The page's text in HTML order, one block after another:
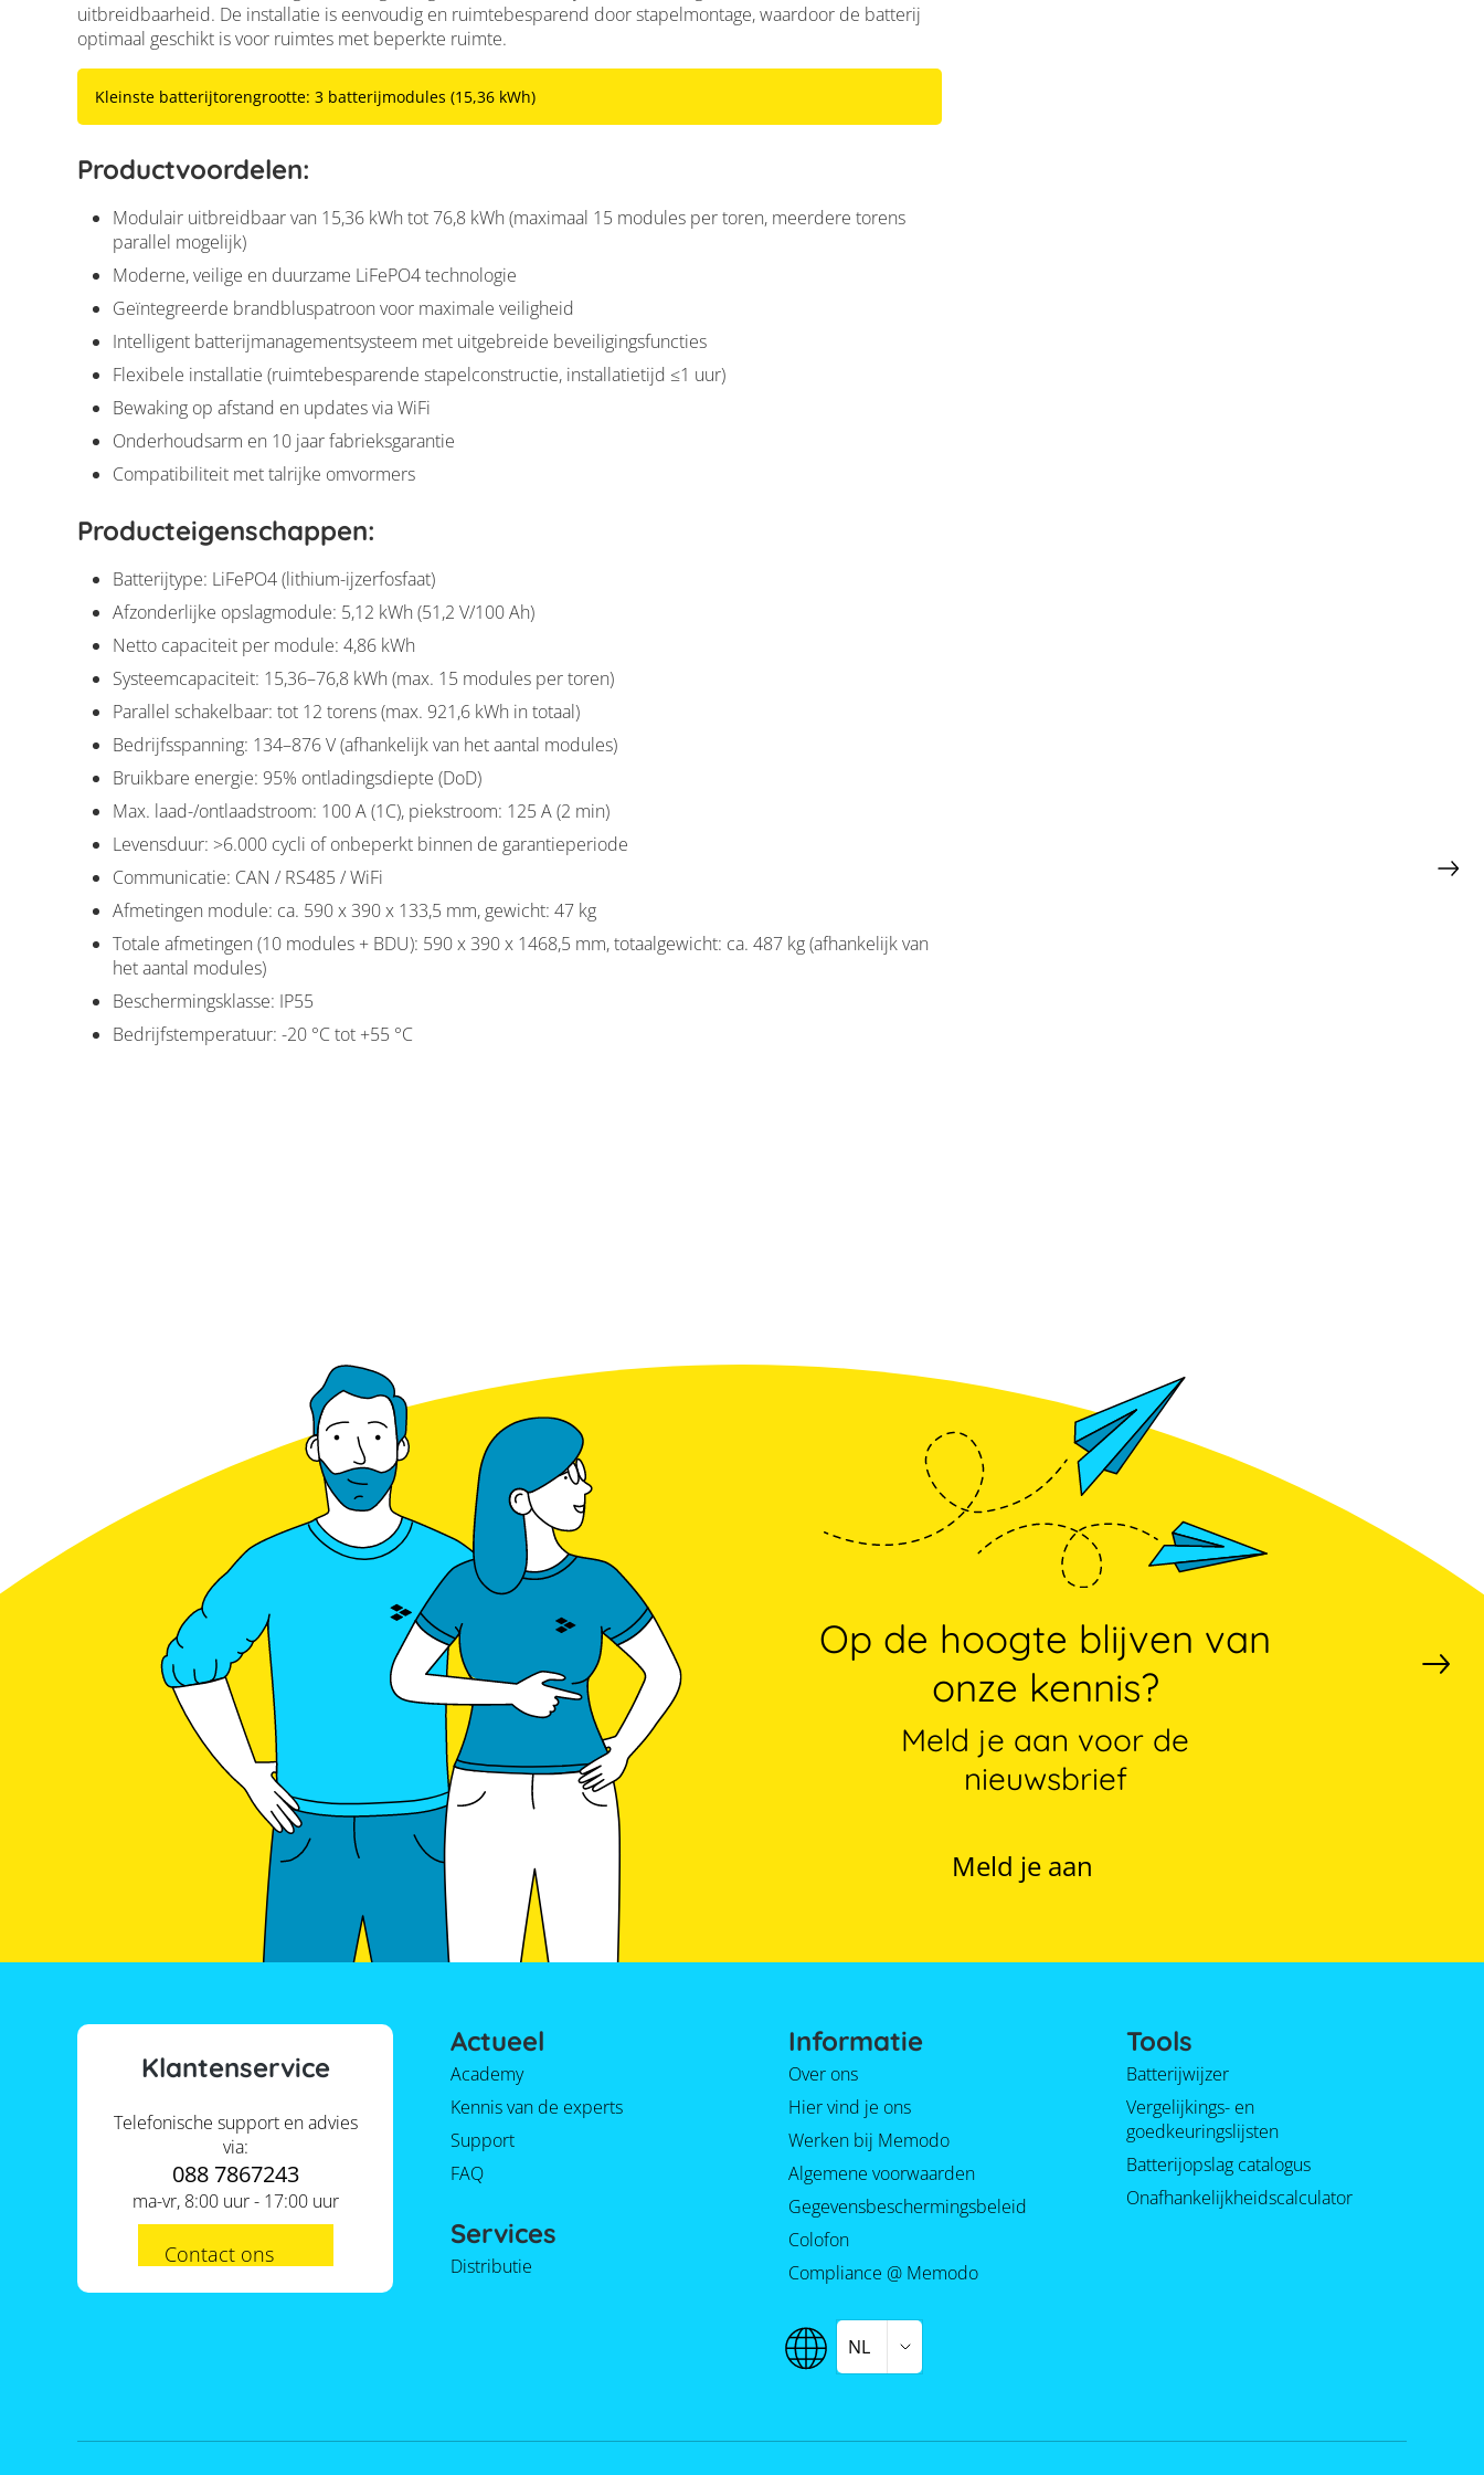
Dyness Stack 100 batterijmodule met 5,12 kWh
uitbreidbaarheid. De installatie is eenvoudig en ruimtebesparend door stapelmontage, waardoor de batterij
optimaal geschikt is voor ruimtes met beperkte ruimte.
Kleinste batterijtorengrootte: 3 batterijmodules (15,36 kWh)
Productvoordelen:
Modulair uitbreidbaar van 15,36 kWh tot 76,8 kWh (maximaal 15 modules per toren, meerdere torens
parallel mogelijk)
Moderne, veilige en duurzame LiFePO4 technologie
Geïntegreerde brandbluspatroon voor maximale veiligheid
Intelligent batterijmanagementsysteem met uitgebreide beveiligingsfuncties
Flexibele installatie (ruimtebesparende stapelconstructie, installatietijd ≤1 uur)
Bewaking op afstand en updates via WiFi
Onderhoudsarm en 10 jaar fabrieksgarantie
Compatibiliteit met talrijke omvormers
Producteigenschappen:
Batterijtype: LiFePO4 (lithium-ijzerfosfaat)
Afzonderlijke opslagmodule: 5,12 kWh (51,2 V/100 Ah)
Netto capaciteit per module: 4,86 kWh
Systeemcapaciteit: 15,36–76,8 kWh (max. 15 modules per toren)
Parallel schakelbaar: tot 12 torens (max. 921,6 kWh in totaal)
Bedrijfsspanning: 134–876 V (afhankelijk van het aantal modules)
Bruikbare energie: 95% ontladingsdiepte (DoD)
Max. laad-/ontlaadstroom: 100 A (1C), piekstroom: 125 A (2 min)
Levensduur: >6.000 cycli of onbeperkt binnen de garantieperiode
Communicatie: CAN / RS485 / WiFi
Afmetingen module: ca. 590 x 390 x 133,5 mm, gewicht: 47 kg
Totale afmetingen (10 modules + BDU): 590 x 390 x 1468,5 mm, totaalgewicht: ca. 487 kg (afhankelijk van
het aantal modules)
Beschermingsklasse: IP55
Bedrijfstemperatuur: -20 °C tot +55 °C
Op de hoogte blijven van
onze kennis?
Meld je aan voor de
nieuwsbrief
Meld je aan
Klantenservice
Telefonische support en advies
via:
088 7867243
ma-vr, 8:00 uur - 17:00 uur
Contact ons
Actueel
Academy
Kennis van de experts
Support
FAQ
Services
Distributie
Informatie
Over ons
Hier vind je ons
Werken bij Memodo
Algemene voorwaarden
Gegevensbeschermingsbeleid
Colofon
Compliance @ Memodo
Tools
Batterijwijzer
Vergelijkings- en
goedkeuringslijsten
Batterijopslag catalogus
Onafhankelijkheidscalculator
NL